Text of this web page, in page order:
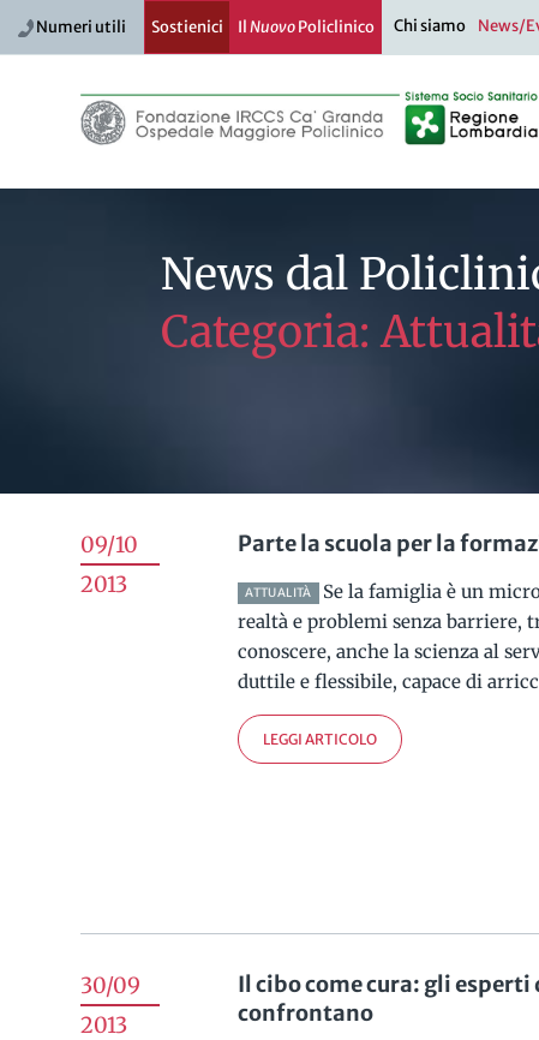
Numeri utili Sostienici IlNuovoPoliclinico Chi siamo News/
News dal
Categoria:
09/10
2013
Parte la scuola per la
ATTUALITÀ
Se la famiglia è un
realtà e problemi senza barriere,
conoscere, anche la scienza al
duttile e flessibile, capace di
LEGGI ARTICOLO
30/09
2013
Il cibo come cura: gli
confrontano